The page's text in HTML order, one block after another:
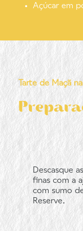
Tarte de Maçã
Descasque
finas com a
com sumo
Reserve.
Açúcar em